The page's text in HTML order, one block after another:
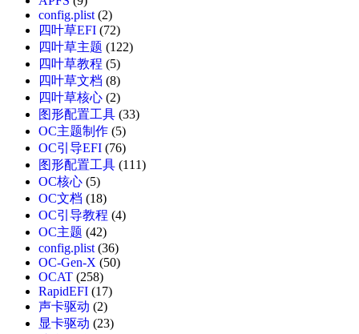
config.plist(2)
四叶草EFI (72)
四叶草主题 (122)
四叶草教程 (5)
四叶草文档 (8)
四叶草核心 (2)
图形配置工具 (33)
OC主题制作 (5)
OC引导EFI (76)
图形配置工具 (111)
OC核心 (5)
OC文档 (18)
OC引导教程 (4)
OC主题 (42)
config.plist(36)
OC-Gen-X (50)
OCAT (258)
RapidEFI (17)
声卡驱动 (2)
显卡驱动 (23)